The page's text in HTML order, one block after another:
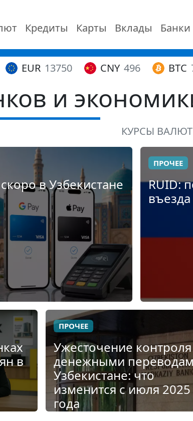
Кредиты Карты Вклады Банки
EUR 13750 CNY 496 BTC
и
КУРСЫ ВАЛЮТ
в Узбекистане
ПРОЧЕЕ
RUID:
в
ПРОЧЕЕ
Ужесточение контроля
денежными
Узбекистане: что
изменится с июля 2025
года